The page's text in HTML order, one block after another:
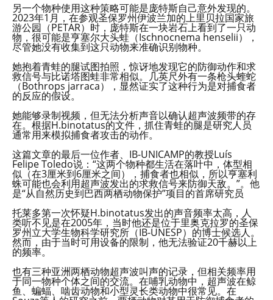
另一个物种使用这种策略可能是庞特斯自己意外发现的。
2023年1月，在参观圣保罗州伊波兰加的上里贝拉国家旅
游公园（PETAR）时，庞特斯在一块岩石上看到了一只动
物，很可能是亨塞尔大头蛙（Ischnocnema henselii），
尽管她没有收集到这只动物来准确识别物种。
她抱着青蛙的腿试图拍照，惊讶地发现它的防御动作和求
救信号与比诺塔图蛙非常相似。几英尺外有一条枪头蝰蛇
（Bothrops jarraca），显然证实了这种行为是对捕食者
的反应的假设。
她能够录制视频，但无法分析声音以确认超声波频带的存
在。根据H.binotatus的文件，抓住青蛙的腿是研究人员
通常用来模拟捕食者攻击的动作。
这篇文章的最后一位作者、IB-UNICAMP的教授Luís
Felipe Toledo说：“这两个物种都生活在落叶中，体型相
似（在3厘米到6厘米之间），捕食者也相似，所以亨塞利
蛛可能也会利用超声波发出的求救信号来防御天敌。”。他
是“从自然历史到巴西两栖动物保护”项目的首席研究员
托莱多第一次怀疑H.binotatus发出的声音频率太高，人
类听不见是在2005年，当时他还是位于里奥克拉罗的圣保
罗州立大学生物科学研究所（IB-UNESP）的博士候选人。
然而，由于当时可用设备的限制，他无法验证20千赫以上
的频率。
也有三种亚洲两栖动物超声波叫声的记录，但相关频率用
于同一物种个体之间的交流。在哺乳动物中，超声波在鲸
鱼、蝙蝠、啮齿动物和小型灵长类动物中很常见。在